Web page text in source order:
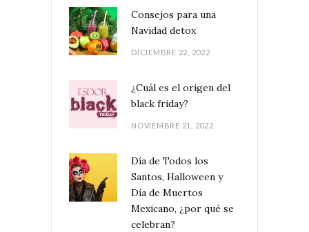
Consejos para una
Navidad detox
DICIEMBRE 22, 2022
¿Cuál es el origen del
black friday?
NOVIEMBRE 21, 2022
Día de Todos los
Santos, Halloween y
Día de Muertos
Mexicano, ¿por qué se
celebran?